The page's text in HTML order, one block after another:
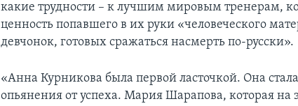
какие трудности – к лучшим мировым тренерам,
ценность попавшего в их руки «человеческого
девчонок, готовых сражаться насмерть по-русски».
«Анна Курникова была первой ласточкой. Она
опьянения от успеха. Мария Шарапова, которая на